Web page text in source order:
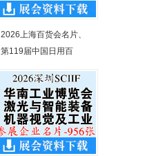
2026上海百货会名片、
第119届中国日用百